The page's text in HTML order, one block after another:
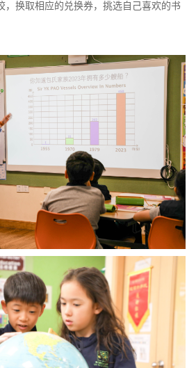
，换取相应的兑换券，挑选自己喜欢的书